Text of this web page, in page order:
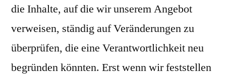
die Inhalte, auf die wir unserem Angebot
verweisen, ständig auf Veränderungen zu
überprüfen, die eine Verantwortlichkeit neu
begründen könnten. Erst wenn wir feststellen